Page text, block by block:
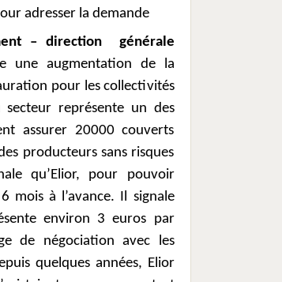
adresser la demande
– direction
générale
une augmentation de la
pour les collectivités
représente un des
assurer 20000 couverts
producteurs sans risques
qu’Elior, pour pouvoir
mois à l’avance. Il signale
environ 3 euros par
de négociation avec les
quelques années, Elior